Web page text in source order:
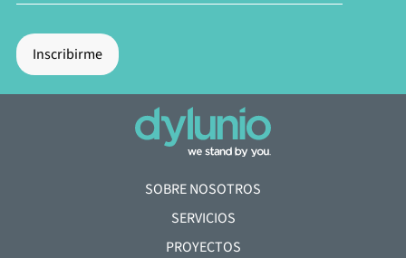
SOBRE NOSOTROS
SERVICIOS
PROYECTOS